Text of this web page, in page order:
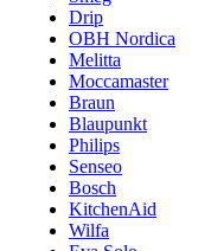
Drip
OBH Nordica
Melitta
Moccamaster
Braun
Blaupunkt
Philips
Senseo
Bosch
KitchenAid
Wilfa